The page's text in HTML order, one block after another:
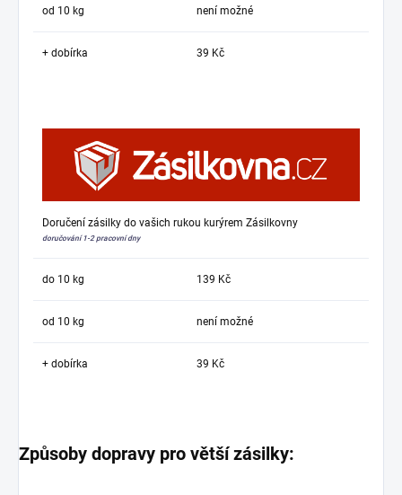
od 10 kg není možné
+ dobírka 39 Kč
Doručení zásilky do vašich rukou kurýrem Zásilkovny
doručování 1-2 pracovní dny
do 10 kg 139 Kč
od 10 kg není možné
+ dobírka 39 Kč
Způsoby dopravy pro větší zásilky: